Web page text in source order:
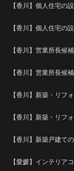
【香川】個人住宅の
【香川】個人住宅の
【香川】営業所長候
【香川】営業所長候
【香川】新築・リフ
【香川】新築・リフ
【香川】新築戸建て
【愛媛】インテリア